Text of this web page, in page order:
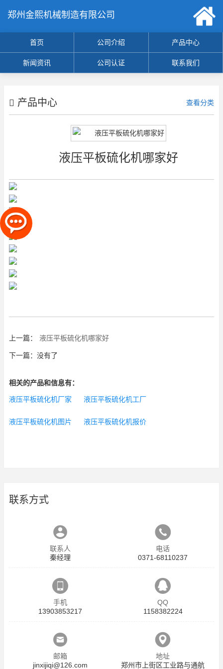
郑州金熙机械制造有限公司
首页 公司介绍 产品中心
新闻资讯 公司认证 联系我们
产品中心 查看分类
液压平板硫化机哪家好
上一篇： 液压平板硫化机哪家好
下一篇：没有了
相关的产品和信息有：
液压平板硫化机厂家 液压平板硫化机工厂
液压平板硫化机图片 液压平板硫化机报价
联系方式
联系人
秦经理
电话
0371-68110237
手机
13903853217
QQ
1158382224
邮箱
jinxijiqi@126.com
地址
郑州市上街区工业路与通航